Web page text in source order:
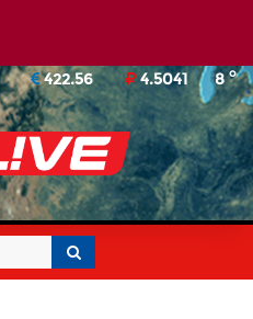
8o
422.56 4.5041